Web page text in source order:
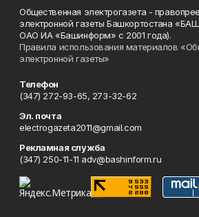
Общественная электрогазета -
электронной газеты Башкортостана
ОАО ИА «Башинформ» с 2001 года).
Правила использования материалов
электронной газеты»
Телефон
(347) 272-93-65, 273-32-62
Эл. почта
electrogazeta2011@gmail.com
Рекламная служба
(347) 250-11-11 adv@bashinform.ru